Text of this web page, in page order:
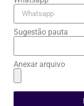
Sugestão pauta
Anexar arquivo